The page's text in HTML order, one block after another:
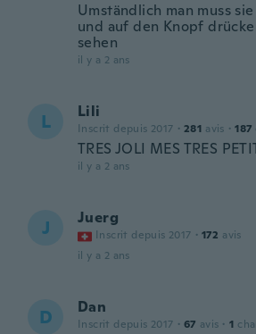
Umständlich man muss
und auf den Knopf
sehen
il y a 2 ans
L Lili
Inscrit depuis 2017 · 281 avis · 187
TRES JOLI MES TRES
il y a 2 ans
J Juerg
Inscrit depuis 2017 · 172 avis
il y a 2 ans
D Dan
Inscrit depuis 2017 · 67 avis · 1